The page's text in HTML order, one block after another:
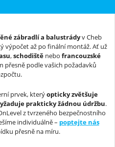
zábradlí a balustrádyv Cheb
výpočet až po finální montáž. Ať už
,schodiště nebo francouzské
přesně podle vašich požadavků
prvek, kterýopticky zvětšuje
prakticky žádnou údržbu.
z tvrzeného bezpečnostního
individuálně – poptejte nás
přesně na míru.